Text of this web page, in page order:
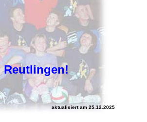
Reutlingen!
aktualisiert am 25.12.2025